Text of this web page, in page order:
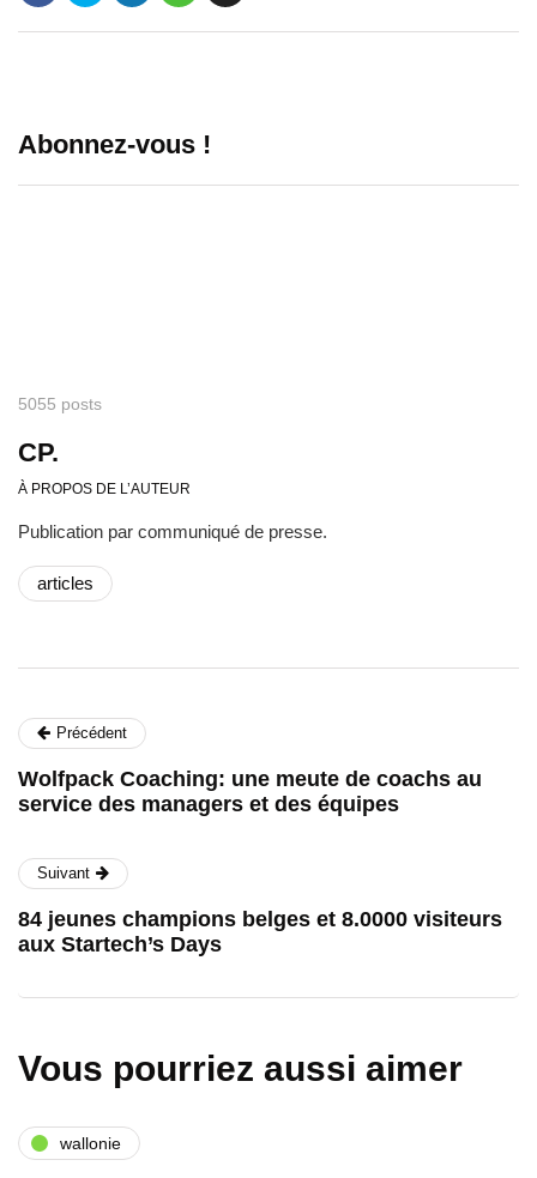
Abonnez-vous !
5055 posts
CP.
À PROPOS DE L’AUTEUR
Publication par communiqué de presse.
articles
Précédent
Wolfpack Coaching: une meute de coachs au
service des managers et des équipes
Suivant
84 jeunes champions belges et 8.0000 visiteurs
aux Startech’s Days
Vous pourriez aussi aimer
wallonie